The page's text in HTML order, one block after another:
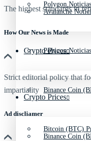
Polygon
Crypto Prices
Binance Coin
Bitcoin (BTC)
Avalanche
Polygon
Crypto Prices
Binance Coin
The highest standards in
How Our News is Made
Strict editorial policy that
impartiality
Ad discliamer